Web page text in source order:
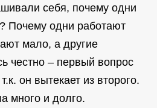
себя, почему одни
Почему одни работают
мало, а другие
честно – первый вопрос
он вытекает из второго.
много и долго.